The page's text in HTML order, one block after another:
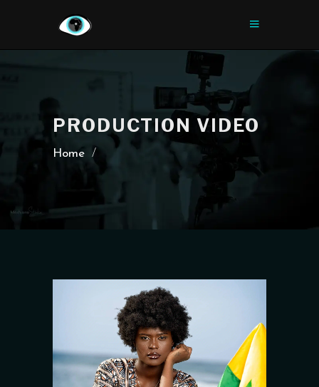
PRODUCTION VIDEO
Home /